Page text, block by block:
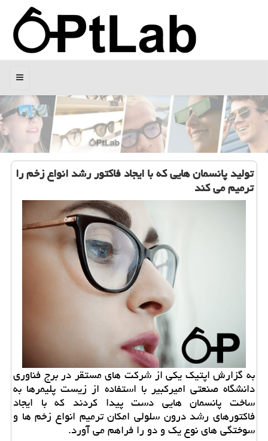
منو
تولید پانسمان هایی كه با ایجاد فاكتور رشد انواع زخم را
ترمیم می كند
به گزارش اپتیك یكی از شركت های مستقر در برج فناوری
دانشگاه صنعتی امیركبیر با استفاده از زیست پلیمرها به
ساخت پانسمان هایی دست پیدا كردند كه با ایجاد
فاكتورهای رشد درون سلولی امكان ترمیم انواع زخم ها و
سوختگی های نوع یك و دو را فراهم می آورد.